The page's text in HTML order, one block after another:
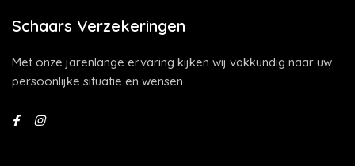
Schaars Verzekeringen
Met onze jarenlange ervaring kijken wij vakkundig naar uw
persoonlijke situatie en wensen.